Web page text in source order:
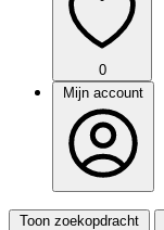
0
Mijn account
Toon zoekopdracht